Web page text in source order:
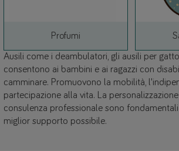
Profumi
Ausili come i deambulatori, gli ausili per
consentono ai bambini e ai ragazzi con
camminare. Promuovono la mobilità,
partecipazione alla vita. La
consulenza professionale sono
miglior supporto possibile.